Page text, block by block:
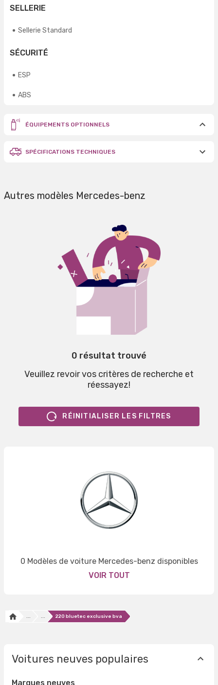
SELLERIE
Sellerie Standard
SÉCURITÉ
ESP
ABS
ÉQUIPEMENTS OPTIONNELS
SPÉCIFICATIONS TECHNIQUES
Autres modèles Mercedes-benz
0 résultat trouvé
Veuillez revoir vos critères de recherche et
réessayez!
RÉINITIALISER LES FILTRES
0 Modèles de voiture Mercedes-benz disponibles
VOIR TOUT
... ... 220 bluetec exclusive bva
Voitures neuves populaires
Marques neuves